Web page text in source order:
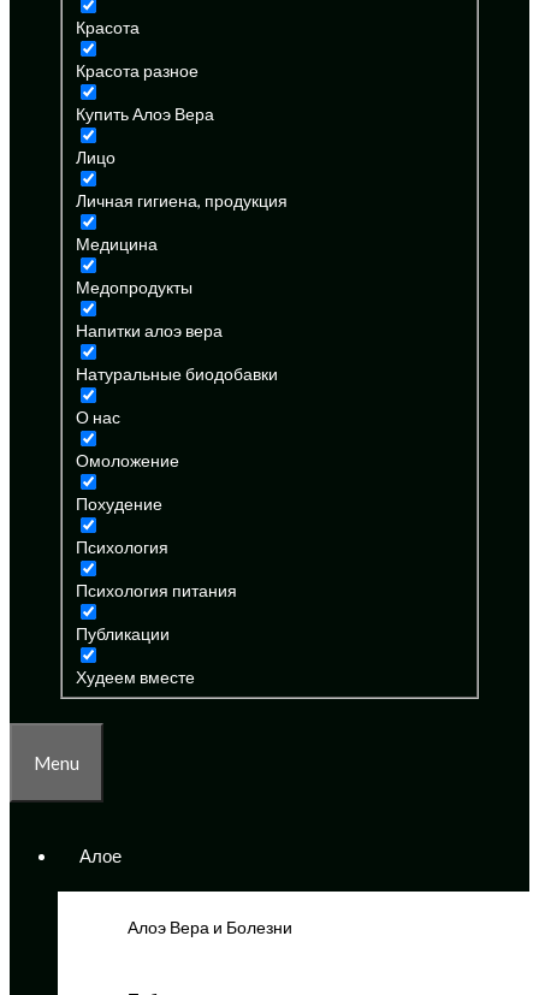
Красота
Красота разное
Купить Алоэ Вера
Лицо
Личная гигиена, продукция
Медицина
Медопродукты
Напитки алоэ вера
Натуральные биодобавки
О нас
Омоложение
Похудение
Психология
Психология питания
Публикации
Худеем вместе
Menu
Алое
Алоэ Вера и Болезни